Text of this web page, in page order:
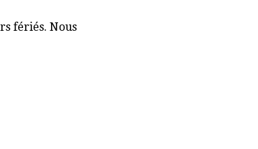
fériés. Nous